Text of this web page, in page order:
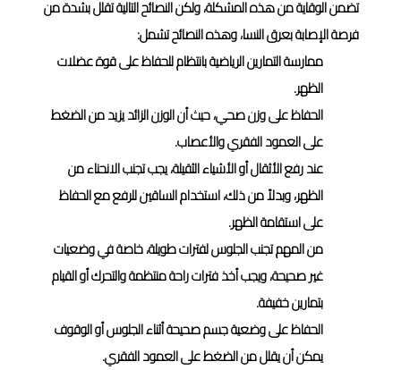
تضمن الوقاية من هذه المشكلة، ولكن النصائح التالية تقلل بشدة من
فرصة الإصابة بعرق النسا، وهذه النصائح تشمل:
ممارسة التمارين الرياضية بانتظام للحفاظ على قوة عضلات
الظهر.
الحفاظ على وزن صحي، حيث أن الوزن الزائد يزيد من الضغط
على العمود الفقري والأعصاب.
عند رفع الأثقال أو الأشياء الثقيلة، يجب تجنب الانحناء من
الظهر، وبدلاً من ذلك، استخدام الساقين للرفع مع الحفاظ
على استقامة الظهر.
من المهم تجنب الجلوس لفترات طويلة، خاصة في وضعيات
غير صحيحة، ويجب أخذ فترات راحة منتظمة والتحرك أو القيام
بتمارين خفيفة.
الحفاظ على وضعية جسم صحيحة أثناء الجلوس أو الوقوف
يمكن أن يقلل من الضغط على العمود الفقري.